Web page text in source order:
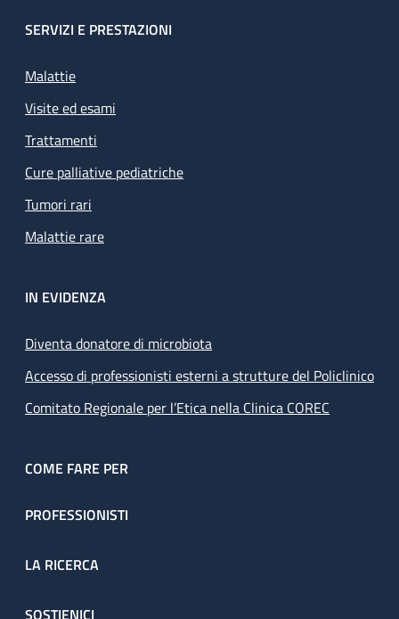
SERVIZI E PRESTAZIONI
Malattie
Visite ed esami
Trattamenti
Cure palliative pediatriche
Tumori rari
Malattie rare
IN EVIDENZA
Diventa donatore di microbiota
Accesso di professionisti esterni a strutture del Policlinico
Comitato Regionale per l’Etica nella Clinica COREC
COME FARE PER
PROFESSIONISTI
LA RICERCA
SOSTIENICI